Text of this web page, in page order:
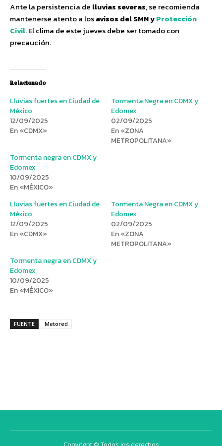
Ante la persistencia de lluvias severas, se recomienda
mantenerse atento a losavisos del SMN yProtección
Civil. El clima de este jueves debe ser tomado con
precaución.
Relacionado
Lluvias fuertes en Ciudad de
México
12/09/2025
En «CDMX»
Tormenta Negra en CDMX y
Edomex
02/09/2025
En «ZONA
METROPOLITANA»
Tormenta negra en CDMX y
Edomex
10/09/2025
En «MÉXICO»
Lluvias fuertes en Ciudad de
México
12/09/2025
En «CDMX»
Tormenta Negra en CDMX y
Edomex
02/09/2025
En «ZONA
METROPOLITANA»
Tormenta negra en CDMX y
Edomex
10/09/2025
En «MÉXICO»
FUENTE Metored